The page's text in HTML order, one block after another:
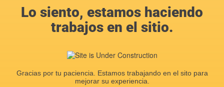
Lo siento, estamos haciendo
trabajos en el sitio.
Gracias por tu paciencia. Estamos trabajando en el sito para
mejorar su experiencia.